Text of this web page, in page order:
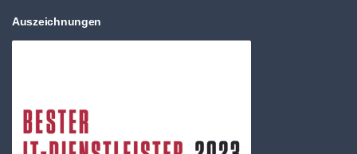
Auszeichnungen